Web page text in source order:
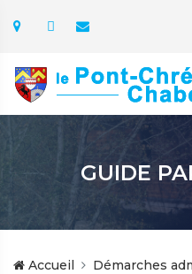
GUIDE
Accueil
Démarches